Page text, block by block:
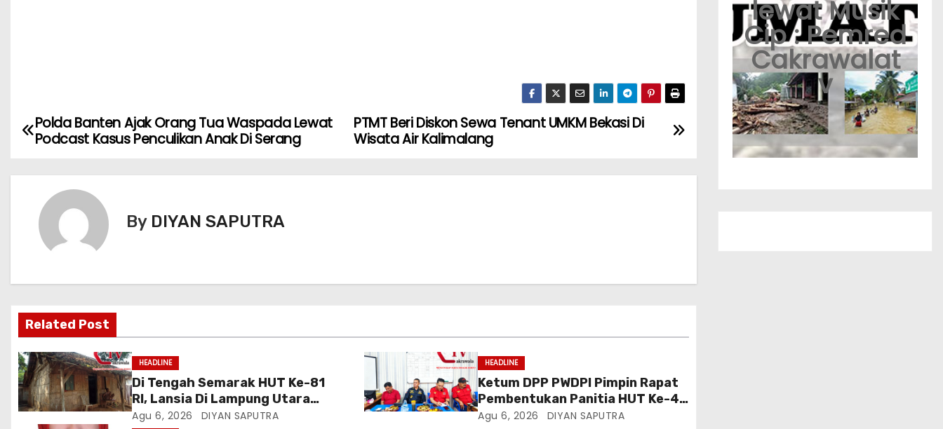
PTMT Beri Diskon Sewa Tenant UMKM Bekasi Di
Wisata Air Kalimalang
Polda Banten Ajak Orang Tua Waspada Lewat
Podcast Kasus Penculikan Anak Di Serang
By DIYAN SAPUTRA
Related Post
HEADLINE
Di Tengah Semarak HUT Ke-81
RI, Lansia Di Lampung Utara
Hidup Memprihatinkan
Agu 6, 2026 DIYAN SAPUTRA
HEADLINE
Ketum DPP PWDPI Pimpin Rapat
Pembentukan Panitia HUT Ke-4,
Berikut Susunan Dan Rangkaian
Agu 6, 2026 DIYAN SAPUTRA
lewat Musik
Cip : Pemred
Cakrawalat
v